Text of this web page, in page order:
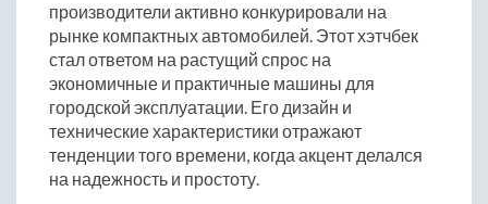
производители активно конкурировали на
рынке компактных автомобилей. Этот хэтчбек
стал ответом на растущий спрос на
экономичные и практичные машины для
городской эксплуатации. Его дизайн и
технические характеристики отражают
тенденции того времени, когда акцент делался
на надежность и простоту.